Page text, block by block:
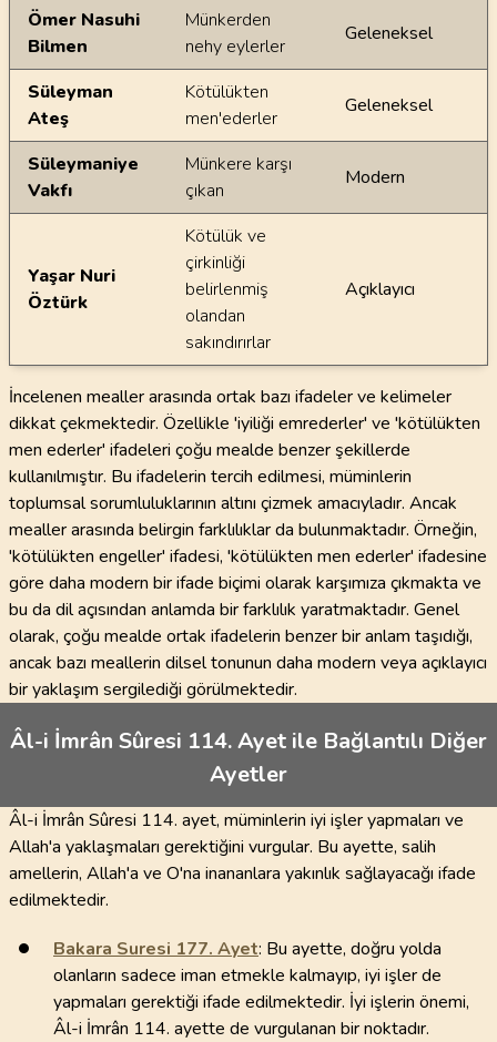
Ömer Nasuhi
Bilmen
Münkerden
nehy eylerler
Geleneksel
Süleyman
Ateş
Kötülükten
men'ederler
Geleneksel
Süleymaniye
Vakfı
Münkere karşı
çıkan
Modern
Yaşar Nuri
Öztürk
Kötülük ve
çirkinliği
belirlenmiş
olandan
sakındırırlar
Açıklayıcı
İncelenen mealler arasında ortak bazı ifadeler ve kelimeler
dikkat çekmektedir. Özellikle 'iyiliği emrederler' ve 'kötülükten
men ederler' ifadeleri çoğu mealde benzer şekillerde
kullanılmıştır. Bu ifadelerin tercih edilmesi, müminlerin
toplumsal sorumluluklarının altını çizmek amacıyladır. Ancak
mealler arasında belirgin farklılıklar da bulunmaktadır. Örneğin,
'kötülükten engeller' ifadesi, 'kötülükten men ederler' ifadesine
göre daha modern bir ifade biçimi olarak karşımıza çıkmakta ve
bu da dil açısından anlamda bir farklılık yaratmaktadır. Genel
olarak, çoğu mealde ortak ifadelerin benzer bir anlam taşıdığı,
ancak bazı meallerin dilsel tonunun daha modern veya açıklayıcı
bir yaklaşım sergilediği görülmektedir.
Âl-i İmrân Sûresi 114. Ayet ile Bağlantılı Diğer
Ayetler
Âl-i İmrân Sûresi 114. ayet, müminlerin iyi işler yapmaları ve
Allah'a yaklaşmaları gerektiğini vurgular. Bu ayette, salih
amellerin, Allah'a ve O'na inananlara yakınlık sağlayacağı ifade
edilmektedir.
Bakara Suresi 177. Ayet: Bu ayette, doğru yolda
olanların sadece iman etmekle kalmayıp, iyi işler de
yapmaları gerektiği ifade edilmektedir. İyi işlerin önemi,
Âl-i İmrân 114. ayette de vurgulanan bir noktadır.